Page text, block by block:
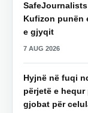
Kufizon punën
e gjyqit
7 AUG 2026
Hyjnë në fuqi
përjetë e
gjobat për